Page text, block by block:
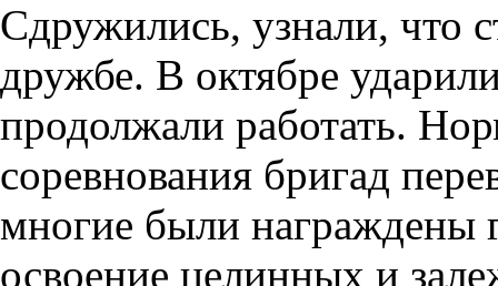
Сдружились, узнали, что
дружбе. В октябре
продолжали работать.
соревнования бригад
многие были награждены
освоение целинных и